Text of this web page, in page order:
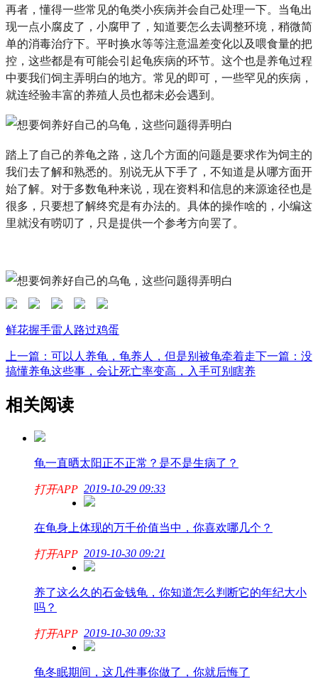
再者，懂得一些常见的龟类小疾病并会自己处理一下。当龟出
现一点小腐皮了，小腐甲了，知道要怎么去调整环境，稍微简
单的消毒治疗下。平时换水等等注意温差变化以及喂食量的把
控，这些都是有可能会引起龟疾病的环节。这个也是养龟过程
中要我们饲主弄明白的地方。常见的即可，一些罕见的疾病，
就连经验丰富的养殖人员也都未必会遇到。
踏上了自己的养龟之路，这几个方面的问题是要求作为饲主的
我们去了解和熟悉的。别说无从下手了，不知道是从哪方面开
始了解。对于多数龟种来说，现在资料和信息的来源途径也是
很多，只要想了解终究是有办法的。具体的操作啥的，小编这
里就没有唠叨了，只是提供一个参考方向罢了。
鲜花握手雷人 路过鸡蛋
上一篇：可以人养龟，龟养人，但是别被龟牵着走下一篇：没
搞懂养龟这些事，会让死亡率变高，入手可别瞎养
相关阅读
龟一直晒太阳正不正常？是不是生病了？
2019-10-29 09:33
打开APP
在龟身上体现的万千价值当中，你喜欢哪几个？
2019-10-30 09:21
打开APP
养了这么久的石金钱龟，你知道怎么判断它的年纪大小
吗？
2019-10-30 09:33
打开APP
龟冬眠期间，这几件事你做了，你就后悔了